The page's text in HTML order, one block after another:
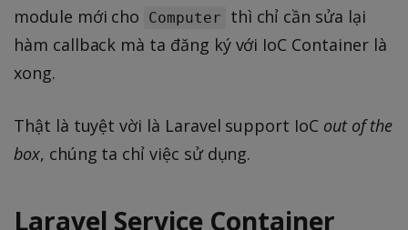
module mới cho
Computer
thì chỉ cần sửa lại
hàm callback mà ta đăng ký với IoC Container là
xong.
Thật là tuyệt vời là Laravel support IoC out of the
box, chúng ta chỉ việc sử dụng.
Laravel Service Container